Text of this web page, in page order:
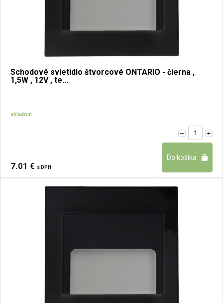
Schodové svietidlo štvorcové ONTARIO - čierna ,
1,5W , 12V , te...
skladom
7.01 € s DPH